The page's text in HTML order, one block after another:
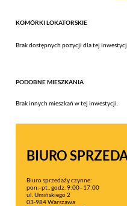
KOMÓRKI LOKATORSKIE
Brak dostępnych pozycji dla tej
PODOBNE MIESZKANIA
Brak innych mieszkań w tej inwestycji.
BIURO
Biuro sprzedaży czynne:
pon.–pt., godz. 9:00–17:00
ul. Umińskiego 2
03-984 Warszawa